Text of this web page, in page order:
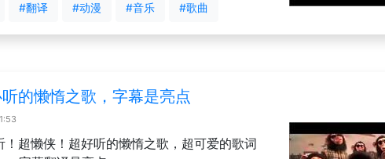
#翻译 #动漫 #音乐 #歌曲
的懒惰之歌，字幕是亮点
！超懒侠！超好听的懒惰之歌，超可爱的歌词